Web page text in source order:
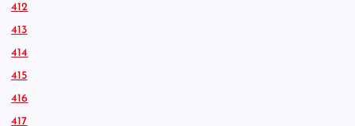
412
413
414
415
416
417